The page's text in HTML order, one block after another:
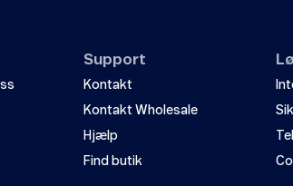
Support
Kontakt
Kontakt Wholesale
Hjælp
Find butik